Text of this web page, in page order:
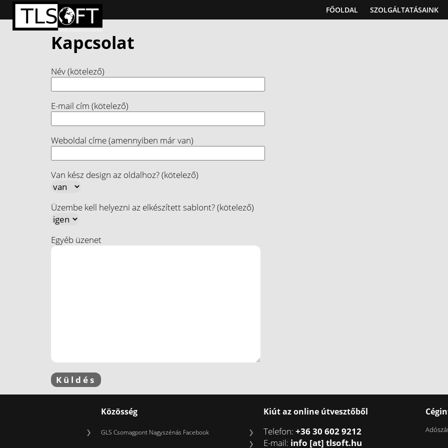
FŐOLDAL SZOLGÁLTATÁSAINK
Kapcsolat
Név (kötelező)
E-mail cím (kötelező)
Weboldal címe (amennyiben már van)
Van kész design az oldalhoz? (kötelező)
Üzembe kell helyezni az elkészített sablont? (kötelező)
Egyéb üzenet
Közösség
GLS Csomagpont Nagyszénás Facebook
Kiút az online útvesztőből
Telefon: +36 30 602 9212
E-mail: info [at] tlsoft.hu